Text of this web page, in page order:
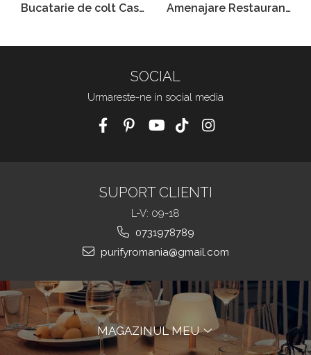
Bucatarie de colt Casa
Amenajare Restaurant
SOCIAL
Urmareste-ne in social media
SUPORT CLIENTI
L-V: 09-18
0731978789
purifyromania@gmail.com
MAGAZINUL MEU